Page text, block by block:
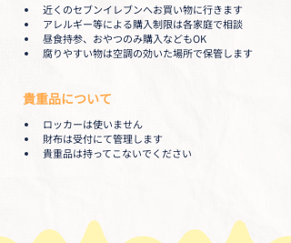
近くのセブンイレブンへお買い物に行きます
アレルギー等による購入制限は各家庭で相談
昼食持参、おやつのみ購入などもOK
腐りやすい物は空調の効いた場所で保管します
貴重品について
ロッカーは使いません
財布は受付にて管理します
貴重品は持ってこないでください